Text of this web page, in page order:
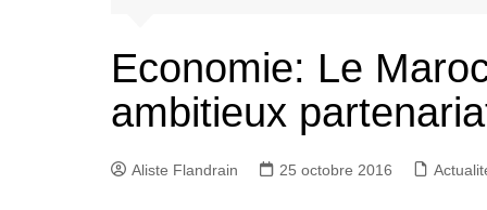
Economie: Le
ambitieux
Aliste Flandrain 25 octobre 2016